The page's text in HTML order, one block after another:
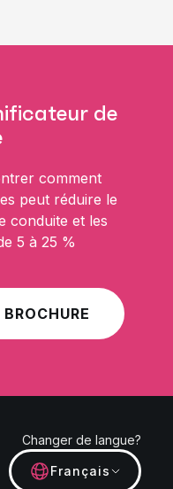
de
comment
peut réduire le
conduite et les
5 à 25 %
Changer de langue?
Français